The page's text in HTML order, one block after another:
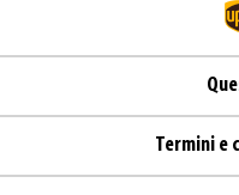
Termini e